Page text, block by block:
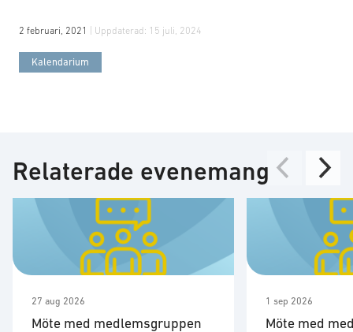
2 februari, 2021 | Uppdaterad: 15 juli, 2024
Kalendarium
Relaterade evenemang
27 aug 2026
Möte med medlemsgruppen
1 sep 2026
Möte med